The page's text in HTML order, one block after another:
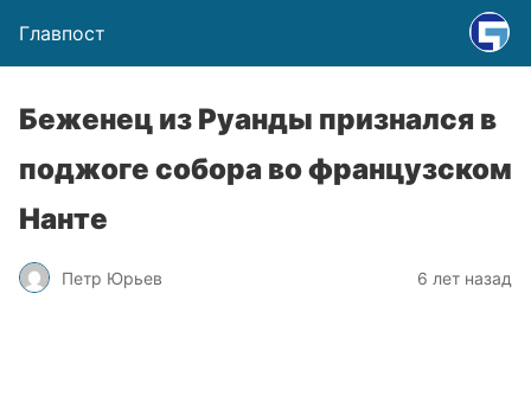
Главпост
Беженец из Руанды признался в
поджоге собора во французском
Нанте
Петр Юрьев 6 лет назад